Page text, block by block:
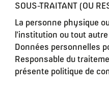
SOUS-TRAITANT (OU
La personne physique
l’institution ou tout
Données personnelles
Responsable du
présente politique de